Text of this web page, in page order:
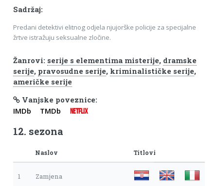
Sadržaj:
Predani detektivi elitnog odjela njujorške policije za specijalne
žrtve istražuju seksualne zločine.
Žanrovi: serije s elementima misterije, dramske
serije, pravosudne serije, kriminalističke serije,
američke serije
Vanjske poveznice:
IMDb TMDb NETFLIX
12. sezona
Naslov Titlovi
1 Zamjena